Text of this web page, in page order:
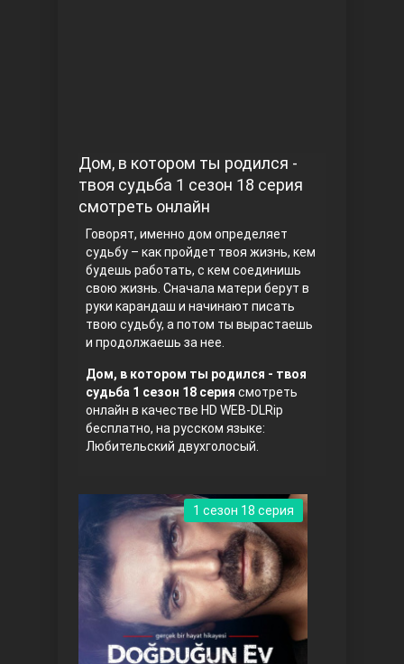
Правосyдие
Любовь напрокат
Воскресший Эртугрул
Дом, в котором ты родился -
твоя судьба 1 сезон 18 серия
смотреть онлайн
Говорят, именно дом определяет
судьбу – как пройдет твоя жизнь, кем
будешь работать, с кем соединишь
свою жизнь. Сначала матери берут в
руки карандаш и начинают писать
твою судьбу, а потом ты вырастаешь
и продолжаешь за нее.
Дом, в котором ты родился - твоя
судьба 1 сезон 18 серия смотреть
онлайн в качестве HD WEB-DLRip
бесплатно, на русском языке:
Любительский двухголосый.
1 сезон 18 серия